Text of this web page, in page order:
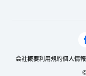
会社概要利用規約個人情